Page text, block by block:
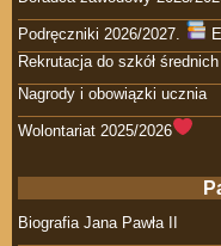
Podręczniki 2026/2027.
Rekrutacja do szkół
Nagrody i obowiązki ucznia
Wolontariat 2025/2026
Biografia Jana Pawła II